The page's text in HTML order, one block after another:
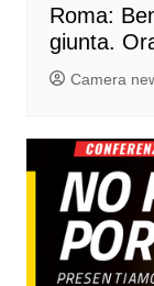
Roma:
giunta.
Camera